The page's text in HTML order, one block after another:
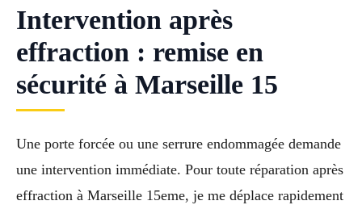
Intervention après
effraction : remise en
sécurité à Marseille 15
Une porte forcée ou une serrure endommagée demande
une intervention immédiate. Pour toute réparation après
effraction à Marseille 15eme, je me déplace rapidement